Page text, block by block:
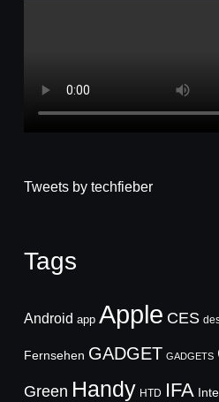
Tweets by techfieber
Tags
Android app Apple CES
Fernsehen GADGET GADGETS
Green Handy HTD IFA